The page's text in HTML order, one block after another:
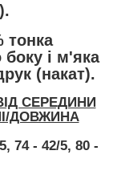
тонка
боку і м'яка
(накат).
СЕРЕДИНИ
ДОВЖИНА
74 - 42/5, 80 -